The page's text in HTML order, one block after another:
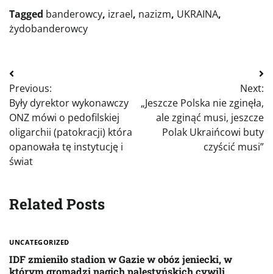
Tagged banderowcy, izrael, nazizm, UKRAINA,
żydobanderowcy
Nawigacja
wpisu
Previous:
Były dyrektor wykonawczy
ONZ mówi o pedofilskiej
oligarchii (patokracji) która
opanowała tę instytucję i
świat
Next:
„Jeszcze Polska nie zginęła,
ale zginąć musi, jeszcze
Polak Ukraińcowi buty
czyścić musi”
Related Posts
UNCATEGORIZED
IDF zmieniło stadion w Gazie w obóz jeniecki, w
którym gromadzi nagich palestyńskich cywili